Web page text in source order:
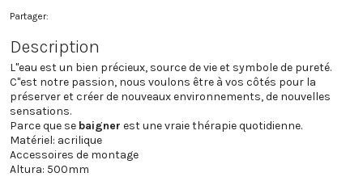
Partager:
Description
L"eau est un bien précieux, source de vie et symbole de pureté.
C"est notre passion, nous voulons être à vos côtés pour la
préserver et créer de nouveaux environnements, de nouvelles
sensations.
Parce que se baigner est une vraie thérapie quotidienne.
Matériel: acrilique
Accessoires de montage
Altura: 500mm